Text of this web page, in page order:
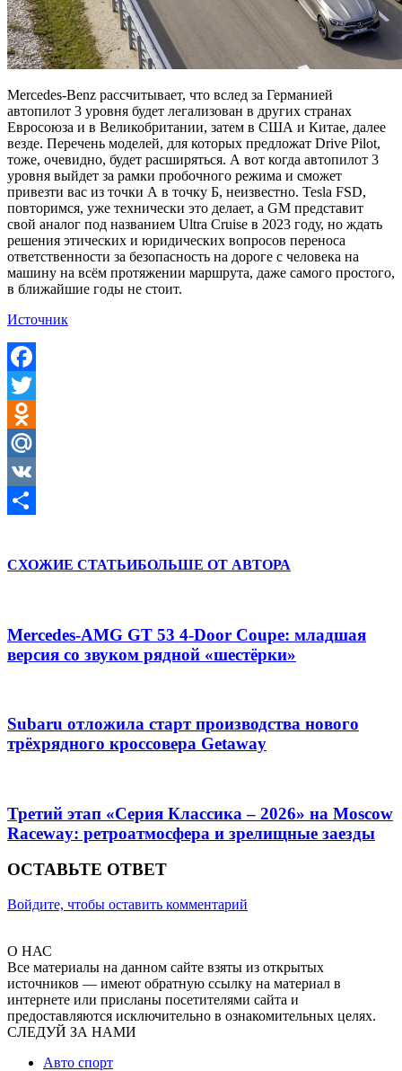
Mercedes-Benz рассчитывает, что вслед за Германией
автопилот 3 уровня будет легализован в других странах
Евросоюза и в Великобритании, затем в США и Китае, далее
везде. Перечень моделей, для которых предложат Drive Pilot,
тоже, очевидно, будет расширяться. А вот когда автопилот 3
уровня выйдет за рамки пробочного режима и сможет
привезти вас из точки А в точку Б, неизвестно. Tesla FSD,
повторимся, уже технически это делает, а GM представит
свой аналог под названием Ultra Cruise в 2023 году, но ждать
решения этических и юридических вопросов переноса
ответственности за безопасность на дороге с человека на
машину на всём протяжении маршрута, даже самого простого,
в ближайшие годы не стоит.
Источник
Facebook
Twitter
Odnoklassniki
Mail.Ru
VK
СХОЖИЕ СТАТЬИБОЛЬШЕ ОТ АВТОРА
Mercedes-AMG GT 53 4-Door Coupe: младшая
версия со звуком рядной «шестёрки»
Subaru отложила старт производства нового
трёхрядного кроссовера Getaway
Третий этап «Серия Классика – 2026» на Moscow
Raceway: ретроатмосфера и зрелищные заезды
ОСТАВЬТЕ ОТВЕТ
Войдите, чтобы оставить комментарий
О НАС
Все материалы на данном сайте взяты из открытых
источников — имеют обратную ссылку на материал в
интернете или присланы посетителями сайта и
предоставляются исключительно в ознакомительных целях.
СЛЕДУЙ ЗА НАМИ
Авто спорт